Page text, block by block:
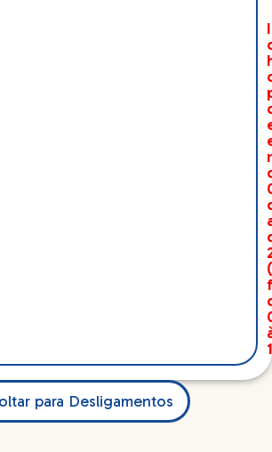
para Desligamentos